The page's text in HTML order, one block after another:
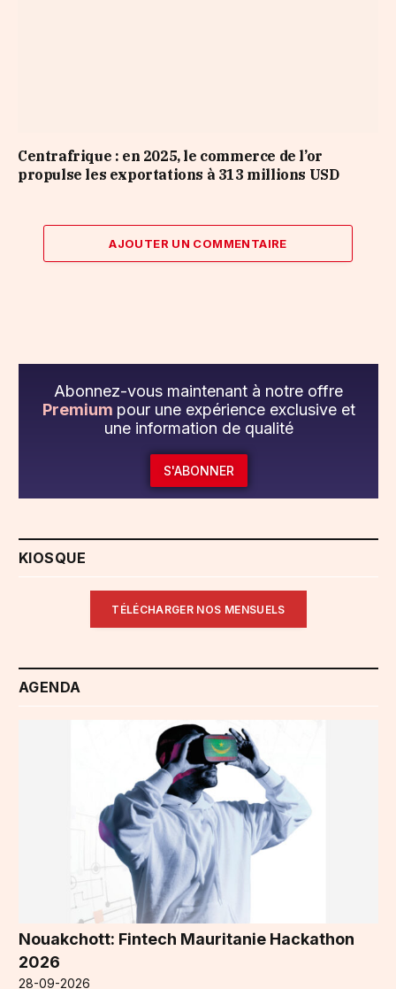
Centrafrique : en 2025, le commerce de l’or
propulse les exportations à 313 millions USD
AJOUTER UN COMMENTAIRE
Abonnez-vous maintenant à notre offre
Premium pour une expérience exclusive et
une information de qualité
S'ABONNER
KIOSQUE
TÉLÉCHARGER NOS MENSUELS
AGENDA
Nouakchott: Fintech Mauritanie Hackathon
2026
28-09-2026